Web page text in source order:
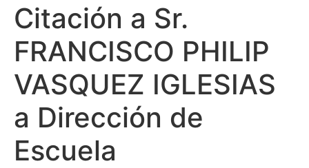
Citación a Sr.
FRANCISCO PHILIP
VASQUEZ IGLESIAS
a Dirección de
Escuela